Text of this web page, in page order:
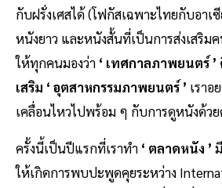
กับฝรั่งเศสได้ (โฟกัสเฉพาะไทยกับอาเ
หนังยาว และหนังสั้นที่เป็นการส่งเสริม
ให้ทุกคนมองว่า ‘ เทศกาลภาพยนตร์
เสริม ‘ อุตสาหกรรมภาพยนตร์ ’ เราอ
เคลื่อนไหวไปพร้อม ๆ กับการดูหนังด้ว
ครั้งนี้เป็นปีแรกที่เราทำ ‘ ตลาดหนัง ’
ให้เกิดการพบปะพูดคุยระหว่าง